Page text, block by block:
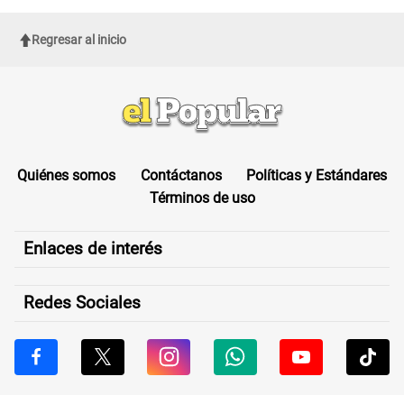
Regresar al inicio
Quiénes somos Contáctanos
Políticas y Estándares
Términos de uso
Enlaces de interés
Redes Sociales